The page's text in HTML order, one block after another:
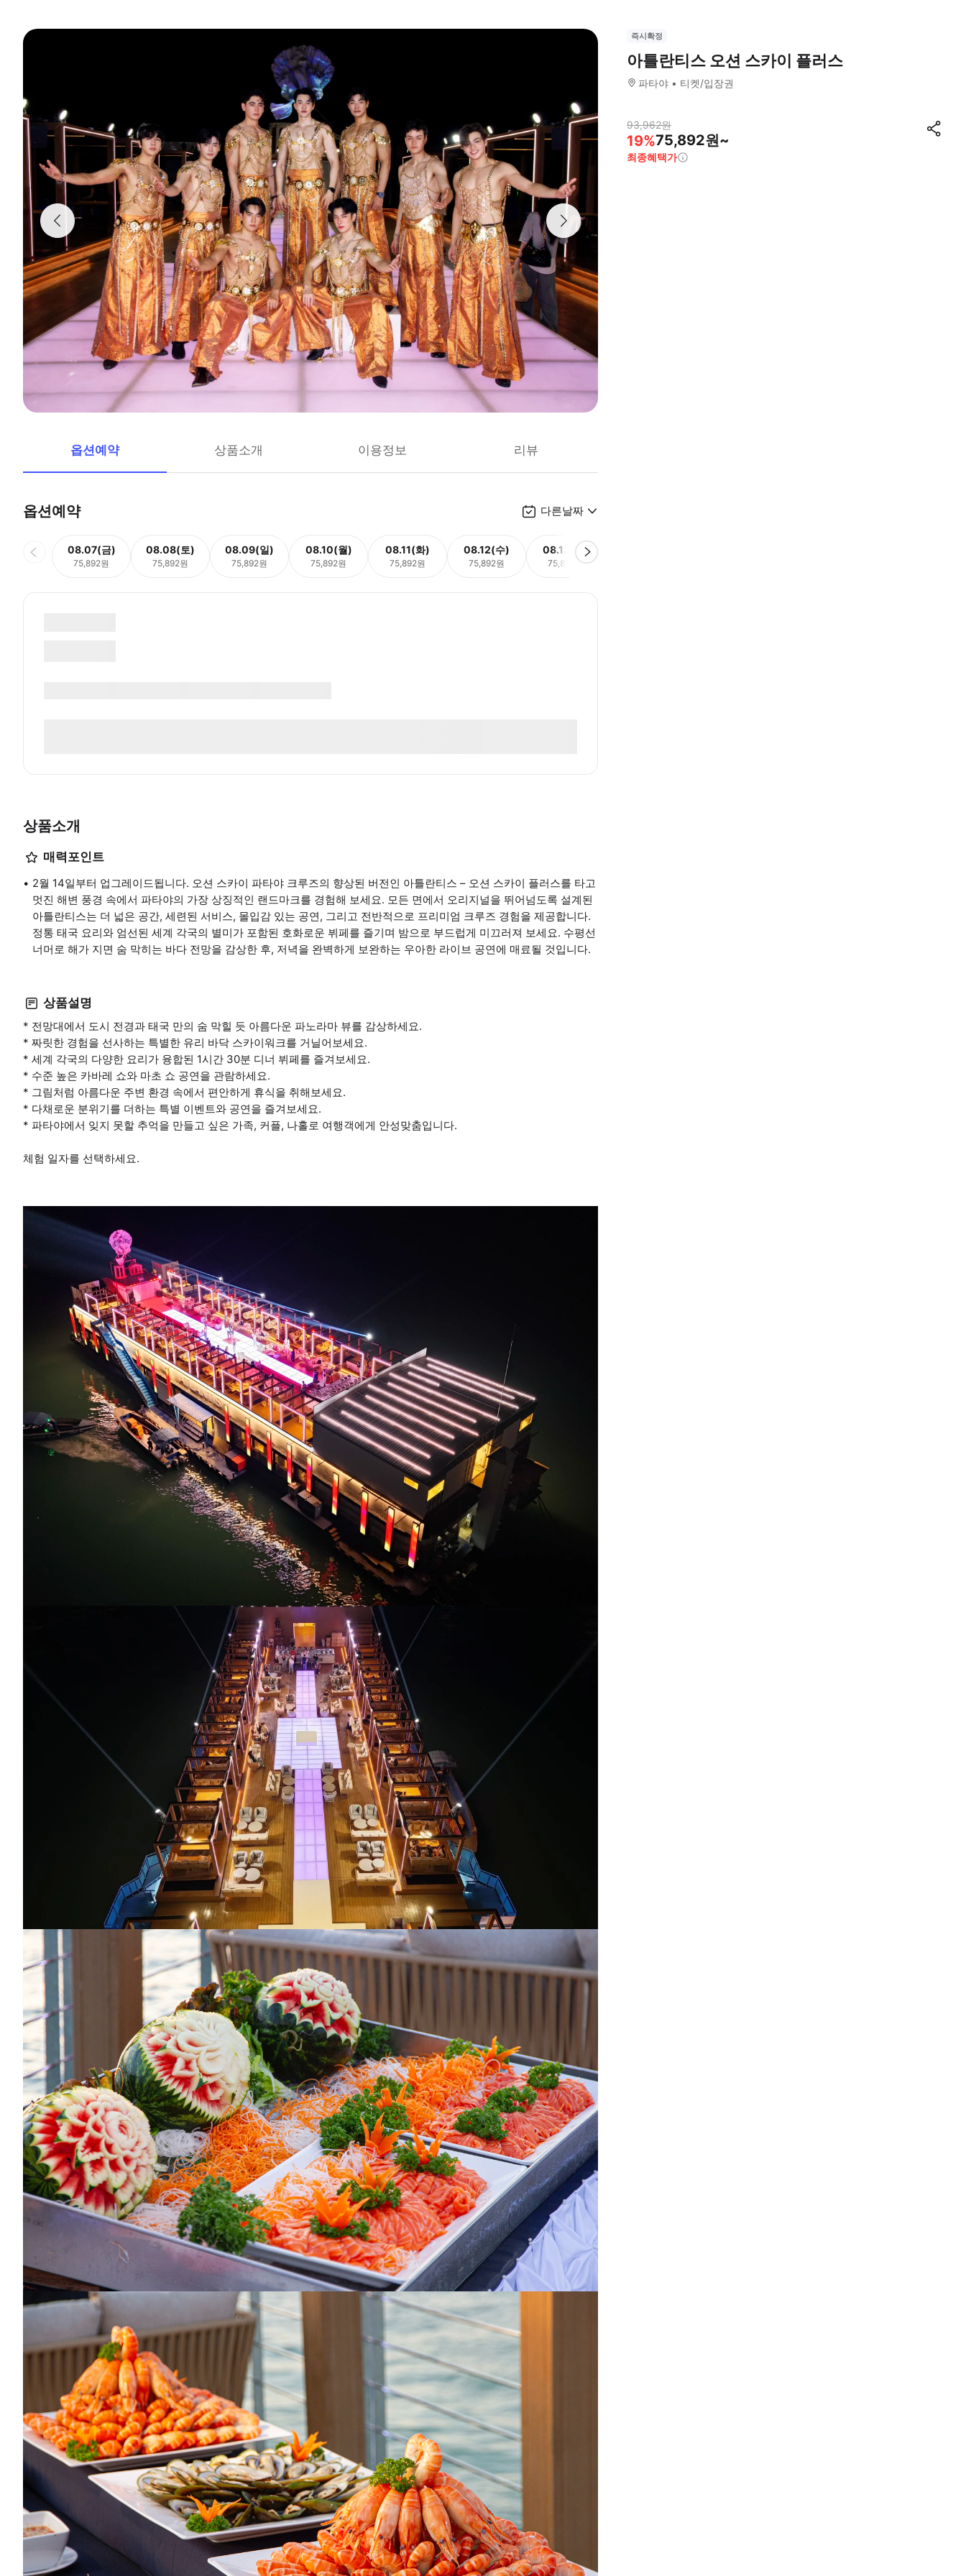
옵션예약 상품소개 이용정보 리뷰
옵션예약 다른날짜
08.07(금)
75,892원
08.08(토)
75,892원
08.09(일)
75,892원
08.10(월)
75,892원
08.11(화)
75,892원
08.12(수)
75,892원
08.13(목)
75,892원
상품소개
매력포인트
2월 14일부터 업그레이드됩니다. 오션 스카이 파타야 크루즈의 향상된 버전인 아틀란티스 – 오션 스카이 플러스를 타고
멋진 해변 풍경 속에서 파타야의 가장 상징적인 랜드마크를 경험해 보세요. 모든 면에서 오리지널을 뛰어넘도록 설계된
아틀란티스는 더 넓은 공간, 세련된 서비스, 몰입감 있는 공연, 그리고 전반적으로 프리미엄 크루즈 경험을 제공합니다.
정통 태국 요리와 엄선된 세계 각국의 별미가 포함된 호화로운 뷔페를 즐기며 밤으로 부드럽게 미끄러져 보세요. 수평선
너머로 해가 지면 숨 막히는 바다 전망을 감상한 후, 저녁을 완벽하게 보완하는 우아한 라이브 공연에 매료될 것입니다.
상품설명
* 전망대에서 도시 전경과 태국 만의 숨 막힐 듯 아름다운 파노라마 뷰를 감상하세요.
* 짜릿한 경험을 선사하는 특별한 유리 바닥 스카이워크를 거닐어보세요.
* 세계 각국의 다양한 요리가 융합된 1시간 30분 디너 뷔페를 즐겨보세요.
* 수준 높은 카바레 쇼와 마초 쇼 공연을 관람하세요.
* 그림처럼 아름다운 주변 환경 속에서 편안하게 휴식을 취해보세요.
* 다채로운 분위기를 더하는 특별 이벤트와 공연을 즐겨보세요.
* 파타야에서 잊지 못할 추억을 만들고 싶은 가족, 커플, 나홀로 여행객에게 안성맞춤입니다.
체험 일자를 선택하세요.
즉시확정
아틀란티스 오션 스카이 플러스
파타야 티켓/입장권
93,962원
19%75,892원~
최종혜택가